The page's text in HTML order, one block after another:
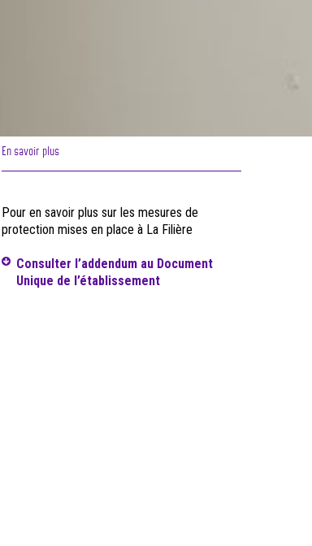
En savoir plus
Pour en savoir plus sur les mesures de
protection mises en place à La Filière
Consulter l’addendum au Document
Unique de l’établissement